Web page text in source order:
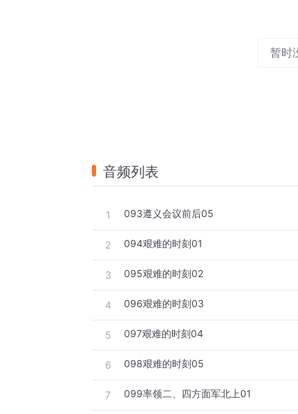
暂时
音频列表
1 093遵义会议前后05
2 094艰难的时刻01
3 095艰难的时刻02
4 096艰难的时刻03
5 097艰难的时刻04
6 098艰难的时刻05
7 099率领二、四方面军北上01